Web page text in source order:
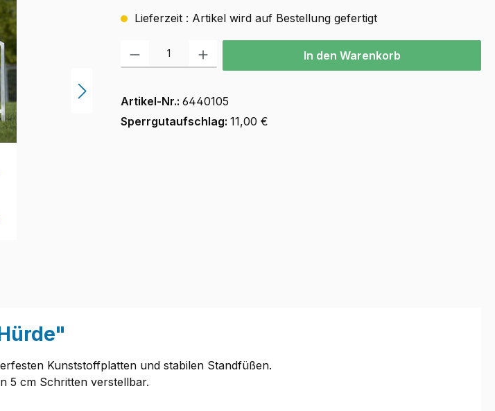
Lieferzeit : Artikel wird auf Bestellung gefertigt
Produkt Anzahl: Gib den gewünschten Wert ein oder benutze die Schaltflächen
In den Warenkorb
Artikel-Nr.: 6440105
Sperrgutaufschlag: 11,00 €
Kunststoffplatten und stabilen Standfüßen.
5 cm Schritten verstellbar.